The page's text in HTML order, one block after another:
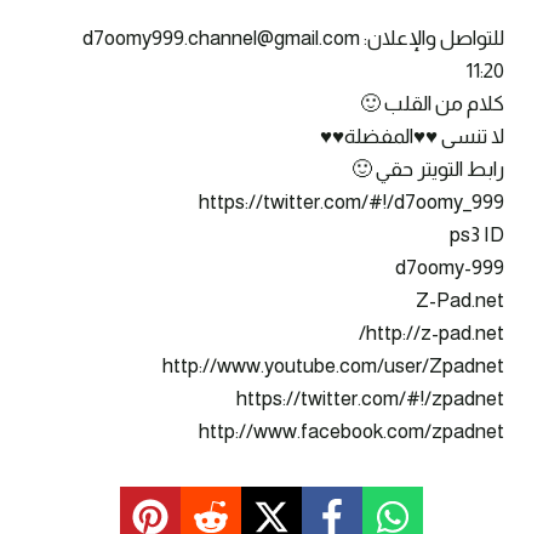
للتواصل والإعلان: d7oomy999.channel@gmail.com
11:20
كلام من القلب 🙂
لا تنسى ♥♥المفضلة♥♥
رابط التويتر حقي 🙂
https://twitter.com/#!/d7oomy_999
ps3 ID
d7oomy-999
Z-Pad.net
http://z-pad.net/
http://www.youtube.com/user/Zpadnet
https://twitter.com/#!/zpadnet
http://www.facebook.com/zpadnet